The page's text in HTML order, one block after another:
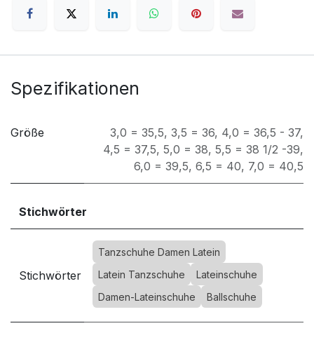
Spezifikationen
Größe 3,0 = 35,5, 3,5 = 36, 4,0 = 36,5 - 37,
4,5 = 37,5, 5,0 = 38, 5,5 = 38 1/2 -39,
6,0 = 39,5, 6,5 = 40, 7,0 = 40,5
Stichwörter
Stichwörter
Tanzschuhe Damen Latein
Latein Tanzschuhe
Lateinschuhe
Damen-Lateinschuhe
Ballschuhe